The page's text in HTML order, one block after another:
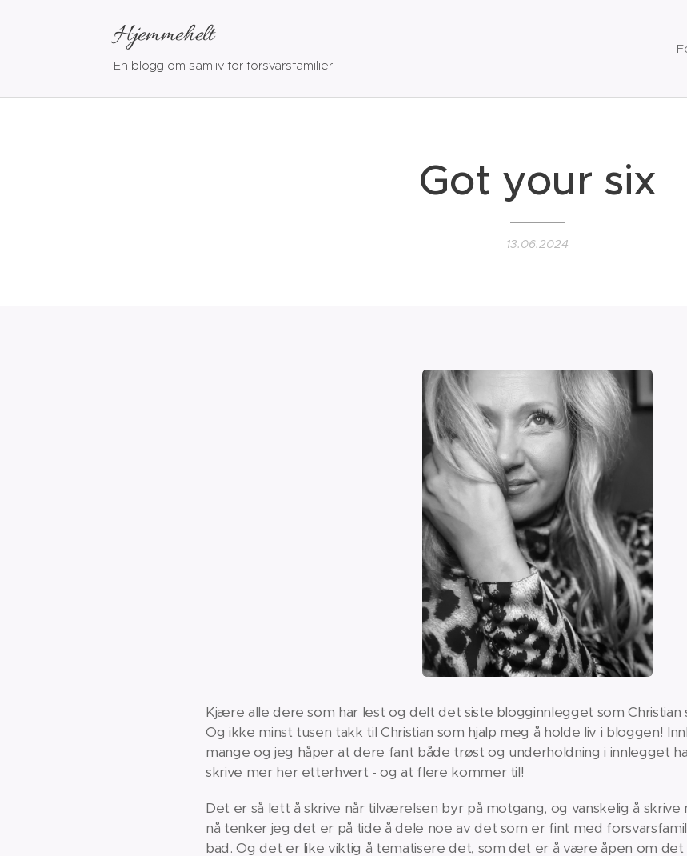
Hjemmehelt
En blogg om samliv for forsvarsfamilier
Got your six
13.06.2024
Kjære alle dere som har lest og delt det siste blogginnlegget som
Og ikke minst tusen takk til Christian som hjalp meg å holde liv i bloggen!
mange og jeg håper at dere fant både trøst og underholdning i innlegget
skrive mer her etterhvert - og at flere kommer til!
Det er så lett å skrive når tilværelsen byr på motgang, og vanskelig å
nå tenker jeg det er på tide å dele noe av det som er fint med
bad. Og det er like viktig å tematisere det, som det er å være åpen om